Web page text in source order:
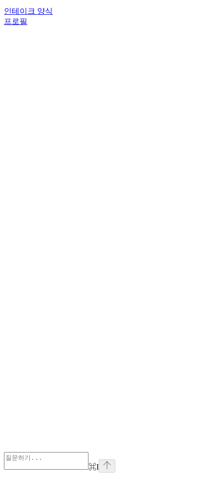
인테이크 양식
프로필
⌘I